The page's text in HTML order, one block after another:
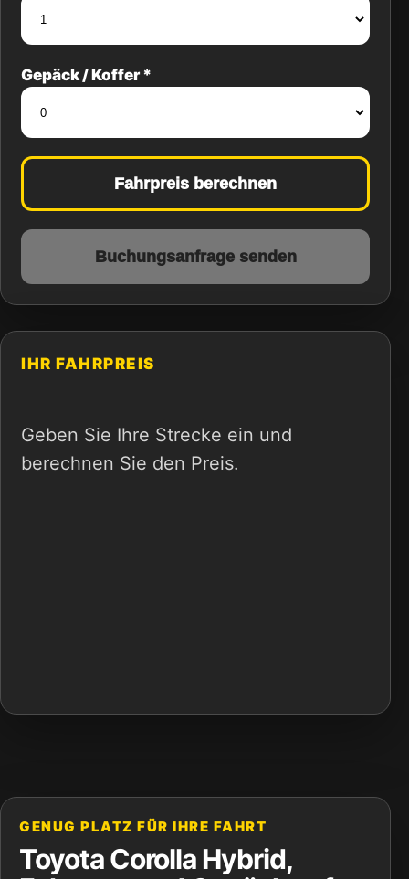
Gepäck / Koffer *
Fahrpreis berechnen
Buchungsanfrage senden
IHR FAHRPREIS
Geben Sie Ihre Strecke ein und
berechnen Sie den Preis.
GENUG PLATZ FÜR IHRE FAHRT
Toyota Corolla Hybrid,